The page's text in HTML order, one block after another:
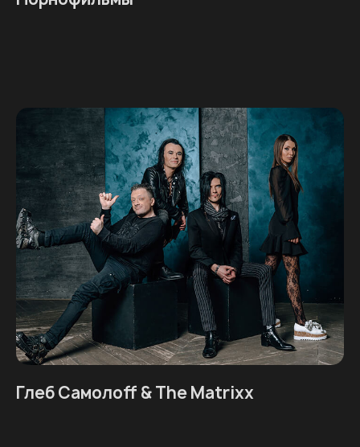
Глеб Самолоff & The Matrixx